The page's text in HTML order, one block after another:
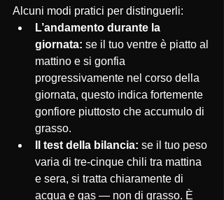
Alcuni modi pratici per distinguerli:
L’andamento durante la
giornata: se il tuo ventre è piatto al
mattino e si gonfia
progressivamente nel corso della
giornata, questo indica fortemente
gonfiore piuttosto che accumulo di
grasso.
Il test della bilancia: se il tuo peso
varia di tre-cinque chili tra mattina
e sera, si tratta chiaramente di
acqua e gas — non di grasso. È